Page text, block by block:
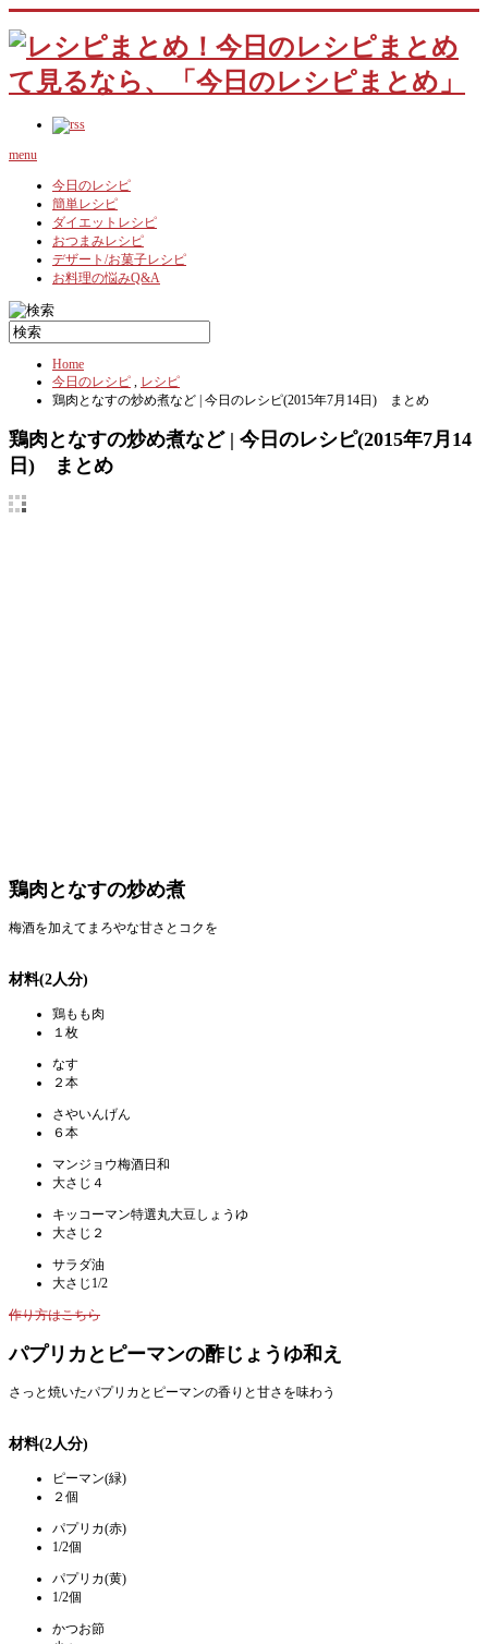
menu
今日のレシピ
簡単レシピ
ダイエットレシピ
おつまみレシピ
デザート/お菓子レシピ
お料理の悩みQ&A
Home
今日のレシピ , レシピ
鶏肉となすの炒め煮など | 今日のレシピ(2015年7月14日) まとめ
鶏肉となすの炒め煮など | 今日のレシピ(2015年7月14
日) まとめ
鶏肉となすの炒め煮
梅酒を加えてまろやな甘さとコクを
材料(2人分)
鶏もも肉
１枚
なす
２本
さやいんげん
６本
マンジョウ梅酒日和
大さじ４
キッコーマン特選丸大豆しょうゆ
大さじ２
サラダ油
大さじ1/2
作り方はこちら
パプリカとピーマンの酢じょうゆ和え
さっと焼いたパプリカとピーマンの香りと甘さを味わう
材料(2人分)
ピーマン(緑)
２個
パプリカ(赤)
1/2個
パプリカ(黄)
1/2個
かつお節